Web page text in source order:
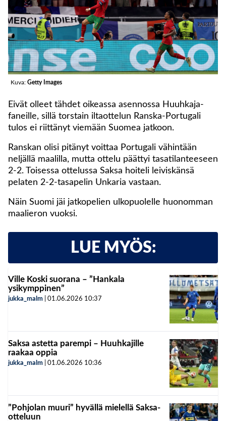
Kuva: Getty Images
Eivät olleet tähdet oikeassa asennossa Huuhkaja-
faneille, sillä torstain iltaottelun Ranska-Portugali
tulos ei riittänyt viemään Suomea jatkoon.
Ranskan olisi pitänyt voittaa Portugali vähintään
neljällä maalilla, mutta ottelu päättyi tasatilanteeseen
2-2. Toisessa ottelussa Saksa hoiteli leiviskänsä
pelaten 2-2-tasapelin Unkaria vastaan.
Näin Suomi jäi jatkopelien ulkopuolelle huonomman
maalieron vuoksi.
LUE MYÖS:
Ville Koski suorana – ”Hankala
ysikymppinen”
jukka_malm 01.06.2026 10:37
Saksa astetta parempi – Huuhkajille
raakaa oppia
jukka_malm 01.06.2026 10:36
”Pohjolan muuri” hyvällä mielellä Saksa-
otteluun